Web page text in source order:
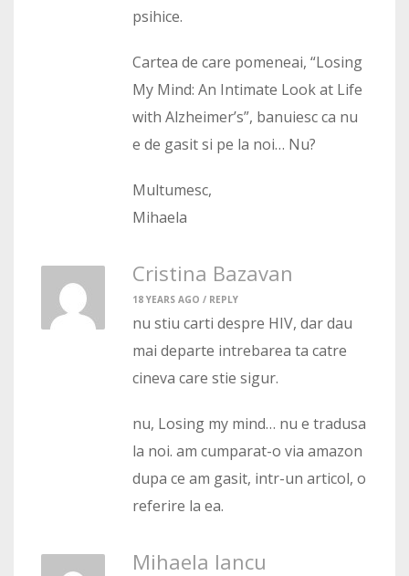
psihice.
Cartea de care pomeneai, “Losing
My Mind: An Intimate Look at Life
with Alzheimer’s”, banuiesc ca nu
e de gasit si pe la noi… Nu?
Multumesc,
Mihaela
Cristina Bazavan
18 YEARS AGO / REPLY
nu stiu carti despre HIV, dar dau
mai departe intrebarea ta catre
cineva care stie sigur.
nu, Losing my mind… nu e tradusa
la noi. am cumparat-o via amazon
dupa ce am gasit, intr-un articol, o
referire la ea.
Mihaela Iancu